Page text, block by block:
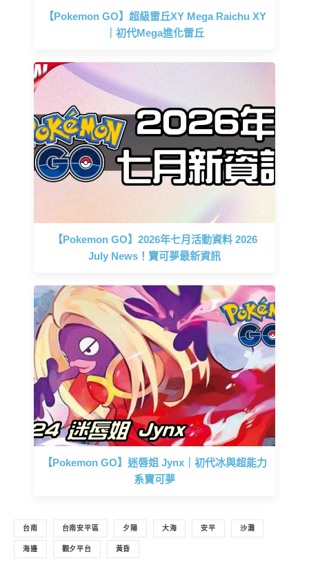
【Pokemon GO】超級雷丘XY Mega Raichu XY
｜初代Mega進化雷丘
【Pokemon GO】2026年七月活動資料 2026
July News！寶可夢最新資訊
【Pokemon GO】迷唇姐 Jynx｜初代冰與超能力
系寶可夢
台南 台南安平區 夕陽 大海 安平 沙灘
海邊 觀夕平台 黃昏